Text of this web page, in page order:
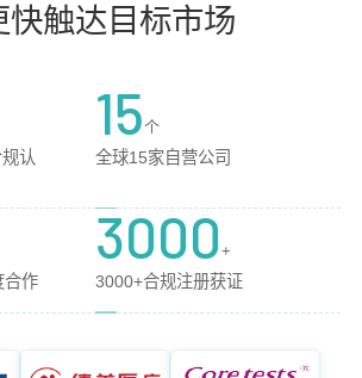
快触达目标市场
认
15个
全球15家自营公司
合作
3000 +
3000+合规注册获证